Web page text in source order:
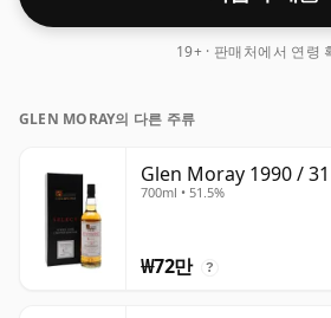
19+ · 판매처에서 연령
GLEN MORAY의 다른 주류
Glen Moray 1990 /
700ml • 51.5%
₩72만 ?